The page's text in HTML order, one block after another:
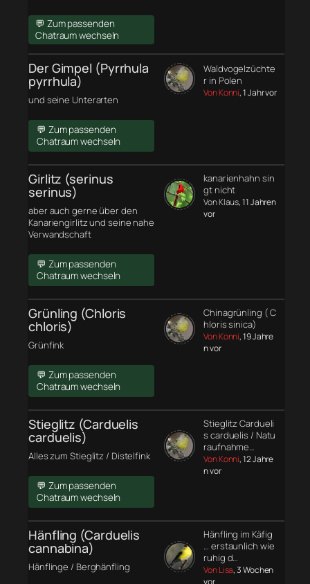
💬 Zum passenden
Chatraum wechseln
Der Gimpel (Pyrrhula
pyrrhula)
und seine Unterarten
💬 Zum passenden
Chatraum wechseln
Waldvogelzüchte
r in Polen
Von Konni, 1 Jahr vor
Girlitz (serinus
serinus)
aber auch gerne über den
Kanariengirlitz und seine nahe
Verwandschaft
💬 Zum passenden
Chatraum wechseln
kanarienhahn sin
gt nicht
Von Klaus, 11 Jahren
vor
Grünling (Chloris
chloris)
Grünfink
💬 Zum passenden
Chatraum wechseln
Chinagrünling ( C
hloris sinica)
Von Konni, 19 Jahre
n vor
Stieglitz (Carduelis
carduelis)
Alles zum Stieglitz / Distelfink
💬 Zum passenden
Chatraum wechseln
Stieglitz Cardueli
s carduelis / Natu
raufnahme…
Von Konni, 12 Jahre
n vor
Hänfling (Carduelis
cannabina)
Hänflinge / Berghänfling
Hänfling im Käfig
… erstaunlich wie
ruhig d…
Von Lisa, 3 Wochen